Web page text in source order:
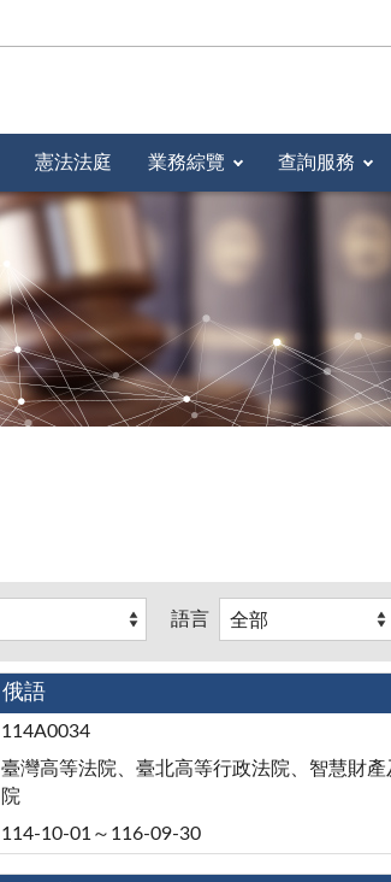
憲法法庭 業務綜覽 查詢服務
語言
俄語
114A0034
臺灣高等法院、臺北高等行政法院、智慧財產
院
114-10-01～116-09-30